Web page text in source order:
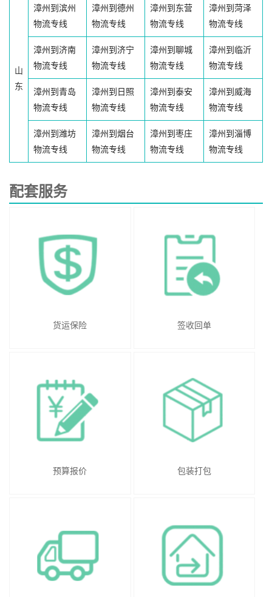
山
东
漳州到滨州
物流专线
漳州到德州
物流专线
漳州到东营
物流专线
漳州到菏泽
物流专线
漳州到济南
物流专线
漳州到济宁
物流专线
漳州到聊城
物流专线
漳州到临沂
物流专线
漳州到青岛
物流专线
漳州到日照
物流专线
漳州到泰安
物流专线
漳州到威海
物流专线
漳州到潍坊
物流专线
漳州到烟台
物流专线
漳州到枣庄
物流专线
漳州到淄博
物流专线
配套服务
货运保险 签收回单
预算报价 包装打包